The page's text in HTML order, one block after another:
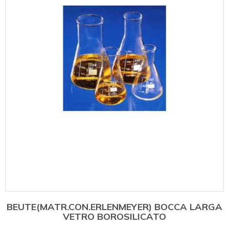
BEUTE(MATR.CON.ERLENMEYER) BOCCA LARGA
VETRO BOROSILICATO